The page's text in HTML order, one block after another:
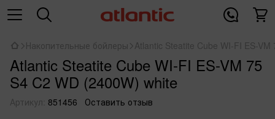
Накопительные бойлеры Atlantic Steatite Cube WI-FI ES-
Atlantic Steatite Cube WI-FI ES-VM 75
S4 C2 WD (2400W) white
Артикул: 851456 Оставить отзыв